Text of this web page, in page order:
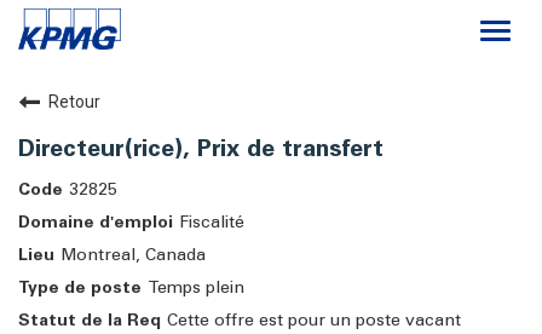
Le cabinet
Travailler chez KPMG
Retour
Directeur(rice), Prix de transfert
32825
Fiscalité
Montreal, Canada
Temps plein
Cette offre est pour un poste vacant